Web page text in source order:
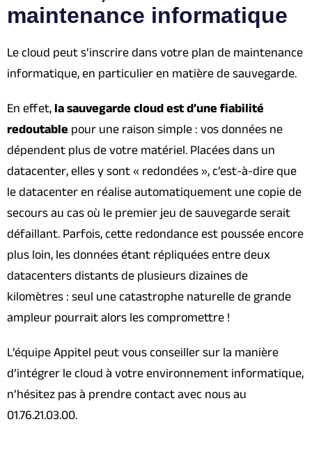
maintenance informatique
Le cloud peut s’inscrire dans votre plan de maintenance
informatique, en particulier en matière de sauvegarde.
En effet, la sauvegarde cloud est d’une fiabilité
redoutable pour une raison simple : vos données ne
dépendent plus de votre matériel. Placées dans un
datacenter, elles y sont « redondées », c’est-à-dire que
le datacenter en réalise automatiquement une copie de
secours au cas où le premier jeu de sauvegarde serait
défaillant. Parfois, cette redondance est poussée encore
plus loin, les données étant répliquées entre deux
datacenters distants de plusieurs dizaines de
kilomètres : seul une catastrophe naturelle de grande
ampleur pourrait alors les compromettre !
L’équipe Appitel peut vous conseiller sur la manière
d’intégrer le cloud à votre environnement informatique,
n’hésitez pas à prendre contact avec nous au
01.76.21.03.00.